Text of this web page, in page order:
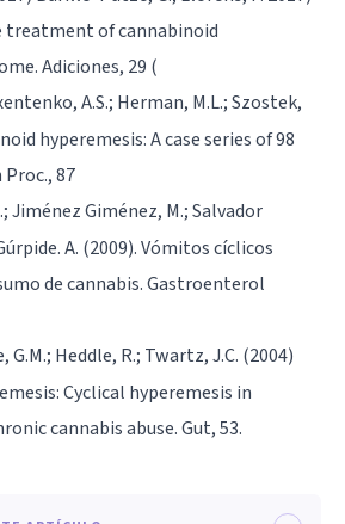
treatment of cannabinoid
Adiciones, 29 (
A.S.; Herman, M.L.; Szostek,
hyperemesis: A case series of 98
87
Jiménez Giménez, M.; Salvador
A. (2009). Vómitos cíclicos
de cannabis. Gastroenterol
G.M.; Heddle, R.; Twartz, J.C. (2004)
Cyclical hyperemesis in
cannabis abuse. Gut, 53.